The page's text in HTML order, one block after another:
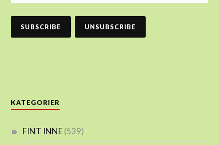
KATEGORIER
FINT INNE(539)